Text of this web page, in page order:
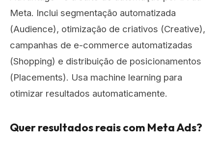
Meta. Inclui segmentação automatizada
(Audience), otimização de criativos (Creative),
campanhas de e-commerce automatizadas
(Shopping) e distribuição de posicionamentos
(Placements). Usa machine learning para
otimizar resultados automaticamente.
Quer resultados reais com Meta Ads?